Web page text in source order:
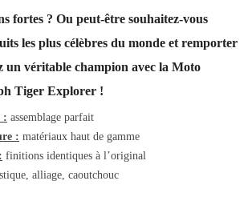
fortes ? Ou peut-être souhaitez-vous
les plus célèbres du monde et remporter
un véritable champion avec la Moto
Tiger Explorer !
: assemblage parfait
: matériaux haut de gamme
finitions identiques à l’original
alliage, caoutchouc